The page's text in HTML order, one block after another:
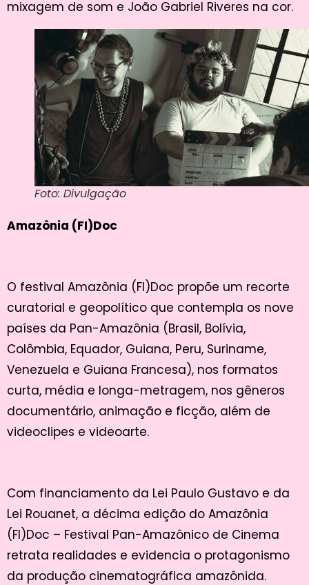
mixagem de som e João Gabriel Riveres na cor.
Foto: Divulgação
Amazônia (FI)Doc
O festival Amazônia (FI)Doc propõe um recorte
curatorial e geopolítico que contempla os nove
países da Pan-Amazônia (Brasil, Bolívia,
Colômbia, Equador, Guiana, Peru, Suriname,
Venezuela e Guiana Francesa), nos formatos
curta, média e longa-metragem, nos gêneros
documentário, animação e ficção, além de
videoclipes e videoarte.
Com financiamento da Lei Paulo Gustavo e da
Lei Rouanet, a décima edição do Amazônia
(FI)Doc – Festival Pan-Amazônico de Cinema
retrata realidades e evidencia o protagonismo
da produção cinematográfica amazônida.